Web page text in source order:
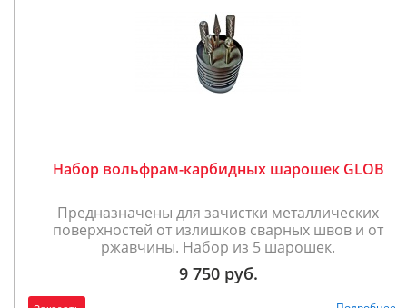
Набор вольфрам-карбидных шарошек GLOB
Предназначены для зачистки металлических
поверхностей от излишков сварных швов и от
ржавчины. Набор из 5 шарошек.
9 750 руб.